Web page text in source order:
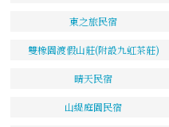
東之旅民宿
雙橡園渡假山莊(附設九虹茶莊)
晴天民宿
山緹庭園民宿